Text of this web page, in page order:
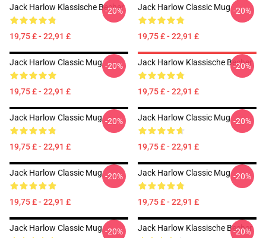
Jack Harlow Klassische Becher
19,75 £ - 22,91 £
-20% Jack Harlow Classic Mug
19,75 £ - 22,91 £
-20%
Jack Harlow Classic Mug
19,75 £ - 22,91 £
-20% Jack Harlow Klassische Becher
19,75 £ - 22,91 £
-20%
Jack Harlow Classic Mug
19,75 £ - 22,91 £
-20% Jack Harlow Classic Mug
19,75 £ - 22,91 £
-20%
Jack Harlow Classic Mug
19,75 £ - 22,91 £
-20% Jack Harlow Classic Mug
19,75 £ - 22,91 £
-20%
Jack Harlow Classic Mug -20% Jack Harlow Klassische Becher
-20%